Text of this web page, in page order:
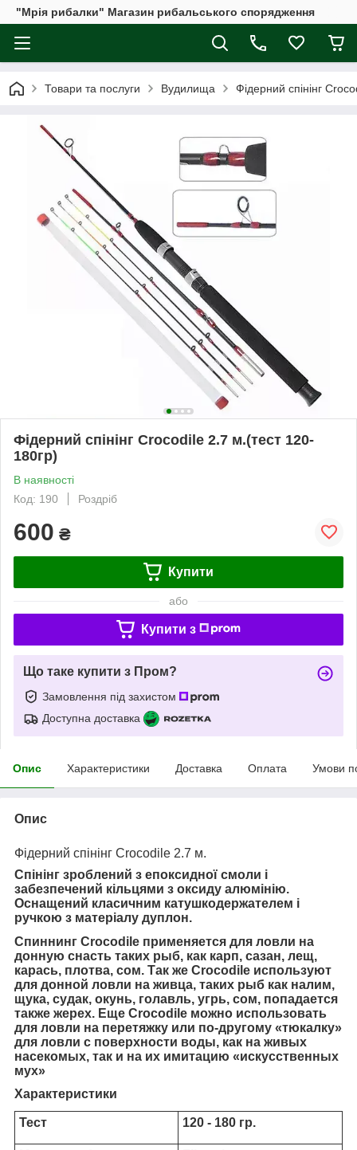
"Мрія рибалки" Магазин рибальського спорядження
Товари та послуги Вудилища Фідерний спінінг
Фідерний спінінг Сroсodile 2.7 м.(тест 120-
180гр)
В наявності
Код: 190
Роздріб
600 ₴
Купити
або
Купити з
Що таке купити з Пром?
Замовлення під захистом
Доступна доставка
Опис Характеристики Доставка Оплата Умови
Опис
Фідерний спінінг Сroсodile 2.7 м.
Спінінг зроблений з епоксидної смоли і
забезпечений кільцями з оксиду алюмінію.
Оснащений класичним катушкодержателем і
ручкою з матеріалу дуплон.
Спиннинг Crocodile применяется для ловли на
донную снасть таких рыб, как карп, сазан, лещ,
карась, плотва, сом. Так же Crocodile используют
для донной ловли на живца, таких рыб как налим,
щука, судак, окунь, голавль, угрь, сом, попадается
также жерех. Еще Crocodile можно использовать
для ловли на перетяжку или по-другому «тюкалку»
для ловли с поверхности воды, как на живых
насекомых, так и на их имитацию «искусственных
мух»
Характеристики
Тест 120 - 180 гр.